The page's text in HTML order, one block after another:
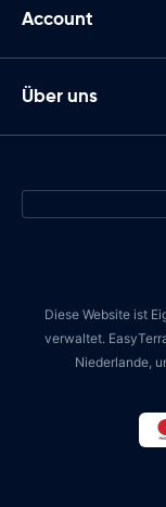
Account
Über uns
Diese Website ist
verwaltet.
Niederlande,